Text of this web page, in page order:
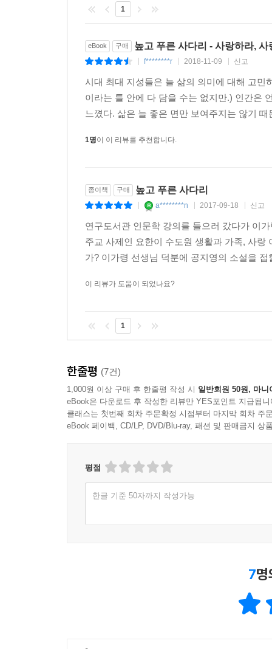
강조한다.
생의 모든 시간들에 대한 이야기
“이 세상에 이루어질 수 없는 사랑은 없다. 이루
거다. 소희의 편지 속에서도 사랑에 대한 정의
바라는 마음이고, 내가 가진 어떤 것을 나눠주
싶었다.” ― 작가 인터뷰 중에서
이야기, ‘미, 안, 요’ 수사들 간의 사랑 이야기, 요
사랑 이야기, 수도사들의 인간과 신을 향한 사
지극히 약하기만 한 인간에게 사랑이라는 것
이름이라고 정의한다.
신을 떠나지 않고, 고국 독일이 아닌 한국에서
추구해야 할 마지막 목표일지 모른다. 소설의 이
가지고 갈 수 있는 단 한 가지는 무엇일까?’ 하면서.
1
eBook 구매 높고 푸른 사다리 - 사랑하라, 사
f********r 2018-11-09 신고
시대 최대 지성들은 늘 삶의 의미에 대해 고민
이라는 틀 안에 다 담을 수는 없지만.) 인간은
느꼈다. 삶은 늘 좋은 면만 보여주지는 않기
1명이 이 리뷰를 추천합니다.
종이책 구매 높고 푸른 사다리
a********n 2017-09-18 신고
연구도서관 인문학 강의를 들으러 갔다가 이
주교 사제인 요한이 수도원 생활과 가족, 사랑
가? 이가령 선생님 덕분에 공지영의 소설을
이 리뷰가 도움이 되었나요?
1
한줄평 (7건)
1,000원 이상 구매 후 한줄평 작성 시 일반회원 50원, 마니
eBook은 다운로드 후 작성한 리뷰만 YES포인트 지급됩니
클래스는 첫번째 회차 주문확정 시점부터 마지막 회차 주
eBook 페이백, CD/LP, DVD/Blu-ray, 패션 및 판매금지 상
평점
한글 기준 50자까지 작성가능
7